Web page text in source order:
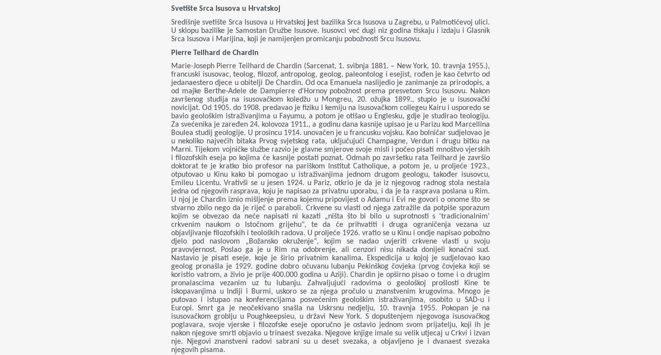
Svetište Srca Isusova u Hrvatskoj
Središnje svetište Srca Isusova u Hrvatskoj jest bazilika Srca Isusova u Zagrebu, u Palmotićevoj ulici.
U sklopu bazilike je Samostan Družbe Isusove. Isusovci već dugi niz godina tiskaju i izdaju i Glasnik
Srca Isusova i Marijina, koji je namijenjen promicanju pobožnosti Srcu Isusovu.
Pierre Teilhard de Chardin
Marie-Joseph Pierre Teilhard de Chardin (Sarcenat, 1. svibnja 1881. – New York, 10. travnja 1955.),
francuski isusovac, teolog, filozof, antropolog, geolog, paleontolog i esejist, rođen je kao četvrto od
jedanaestero djece u obitelji De Chardin. Od oca Emanuela naslijedio je zanimanje za prirodopis, a
od majke Berthe-Adele de Dampierre d'Hornoy pobožnost prema presvetom Srcu Isusovu. Nakon
završenog studija na isusovačkom koledžu u Mongreu, 20. ožujka 1899., stupio je u isusovački
novicijat. Od 1905. do 1908. predavao je fiziku i kemiju na isusovačkom collegeu Kairu i usporedo se
bavio geološkim istraživanjima u Fayumu, a potom je otišao u Englesku, gdje je studirao teologiju.
Za svećenika je zaređen 24. kolovoza 1911., a godinu dana kasnije upisao je u Parizu kod Marcellina
Boulea studij geologije. U prosincu 1914. unovačen je u francusku vojsku. Kao bolničar sudjelovao je
u nekoliko najvećih bitaka Prvog svjetskog rata, uključujući Champagne, Verdun i drugu bitku na
Marni. Tijekom vojničke službe razvio je glavne smjerove svoje misli i počeo pisati mnoštvo vjerskih
i filozofskih eseja po kojima će kasnije postati poznat. Odmah po završetku rata Teilhard je završio
doktorat te je kratko bio profesor na pariškom Institut Catholique, a potom je, u proljeće 1923.,
otputovao u Kinu kako bi pomogao u istraživanjima jednom drugom geologu, također isusovcu,
Emileu Licentu. Vrativši se u jesen 1924. u Pariz, otkrio je da je iz njegovog radnog stola nestala
jedna od njegovih rasprava, koju je napisao za privatnu uporabu, i da je ta rasprava poslana u Rim.
U njoj je Chardin iznio mišljenje prema kojemu pripovijest o Adamu i Evi ne govori o onome što se
stvarno zbilo nego da je riječ o paraboli. Crkvene su vlasti od njega zatražile da potpiše sporazum
kojim se obvezao da neće napisati ni kazati „ništa što bi bilo u suprotnosti s 'tradicionalnim'
crkvenim naukom o Istočnom grijehu", te da će prihvatiti i druga ograničenja vezana uz
objavljivanje filozofskih i teoloških radova. U proljeće 1926. vratio se u Kinu i ondje napisao pobožno
djelo pod naslovom „Božansko okruženje“, kojim se nadao uvjeriti crkvene vlasti u svoju
pravovjernost. Poslao ga je u Rim na odobrenje, ali cenzori nisu nikada donijeli konačni sud.
Nastavio je pisati eseje, koje je širio privatnim kanalima. Ekspedicija u kojoj je sudjelovao kao
geolog pronašla je 1929. godine dobro očuvanu lubanju Pekinškog čovjeka (prvog čovjeka koji se
koristio vatrom, a živio je prije 400.000 godina u Aziji). Chardin je opširno pisao o tome i o drugim
pronalascima vezanim uz tu lubanju. Zahvaljujući radovima o geološkoj prošlosti Kine te
iskopavanjima u Indiji i Burmi, uskoro se za njega pročulo u znanstvenim krugovima. Mnogo je
putovao i istupao na konferencijama posvećenim geološkim istraživanjima, osobito u SAD-u i
Europi. Smrt ga je neočekivano snašla na Uskrsnu nedjelju, 10. travnja 1955. Pokopan je na
isusovačkom groblju u Poughkeepsieu, u državi New York. S dopuštenjem njegovoga isusovačkog
poglavara, svoje vjerske i filozofske eseje oporučno je ostavio jednom svom prijatelju, koji ih je
nakon njegove smrti objavio u trinaest svezaka. Njegove knjige imale su velik utjecaj u Crkvi i izvan
nje. Njegovi znanstveni radovi sabrani su u deset svezaka, a objavljeno je i dvanaest svezaka
njegovih pisama.